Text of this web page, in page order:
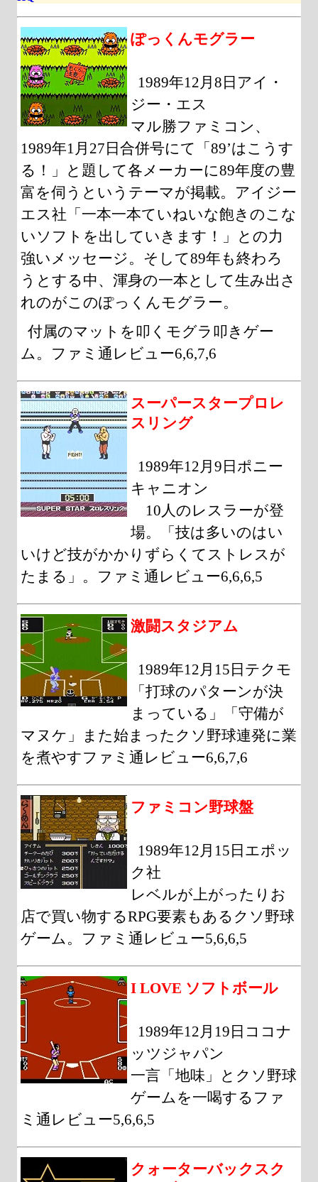
ぽっくんモグラー
1989年12月8日アイ・
ジー・エス
マル勝ファミコン、
1989年1月27日合併号にて「89’はこうす
る！」と題して各メーカーに89年度の豊
富を伺うというテーマが掲載。アイジー
エス社「一本一本ていねいな飽きのこな
いソフトを出していきます！」との力
強いメッセージ。そして89年も終わろ
うとする中、渾身の一本として生み出さ
れのがこのぽっくんモグラー。
付属のマットを叩くモグラ叩きゲー
ム。ファミ通レビュー6,6,7,6
スーパースタープロレ
スリング
1989年12月9日ポニー
キャニオン
10人のレスラーが登
場。「技は多いのはい
いけど技がかかりずらくてストレスが
たまる」。ファミ通レビュー6,6,6,5
激闘スタジアム
1989年12月15日テクモ
「打球のパターンが決
まっている」「守備が
マヌケ」また始まったクソ野球連発に業
を煮やすファミ通レビュー6,6,7,6
ファミコン野球盤
1989年12月15日エポッ
ク社
レベルが上がったりお
店で買い物するRPG要素もあるクソ野球
ゲーム。ファミ通レビュー5,6,6,5
I LOVE ソフトボール
1989年12月19日ココナ
ッツジャパン
一言「地味」とクソ野球
ゲームを一喝するファ
ミ通レビュー5,6,6,5
クォーターバックスク